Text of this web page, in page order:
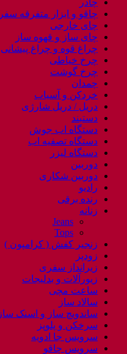
چاقو و ابزار متفرقه سفر
چای خارجی
چای ساز و قهوه ساز
چراغ قوه و چراغ پیشانی
چرخ خیاطی
چرخ گوشت
چمدان
خردکن و آسیاب
دریل / دریل شارژی
دستبند
دستگاه اب جوش
دستگاه تصفیه اب
دستگاه لیزر
دوربین
دوربین شکاری
رادیو
رنده برقی
زنانه
Jeans
Tops
زنجیر کفش ( کرامپون )
زودپز
زیرانداز سفری
زیورآلات و بدلیجات
ساعت مچی
سالاد ساز
ساندویچ ساز و اسنک ساز
سرخکن و پلوپز
سرویس جا ادویه
سرویس چاقو